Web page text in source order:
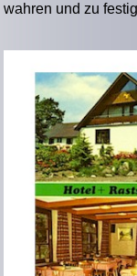
wahren und zu